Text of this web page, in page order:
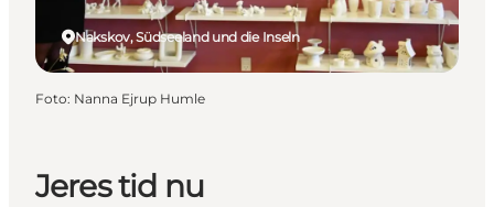
Jeres tid nu
Nakskov, Südseeland und die Inseln
Foto: Nanna Ejrup Humle